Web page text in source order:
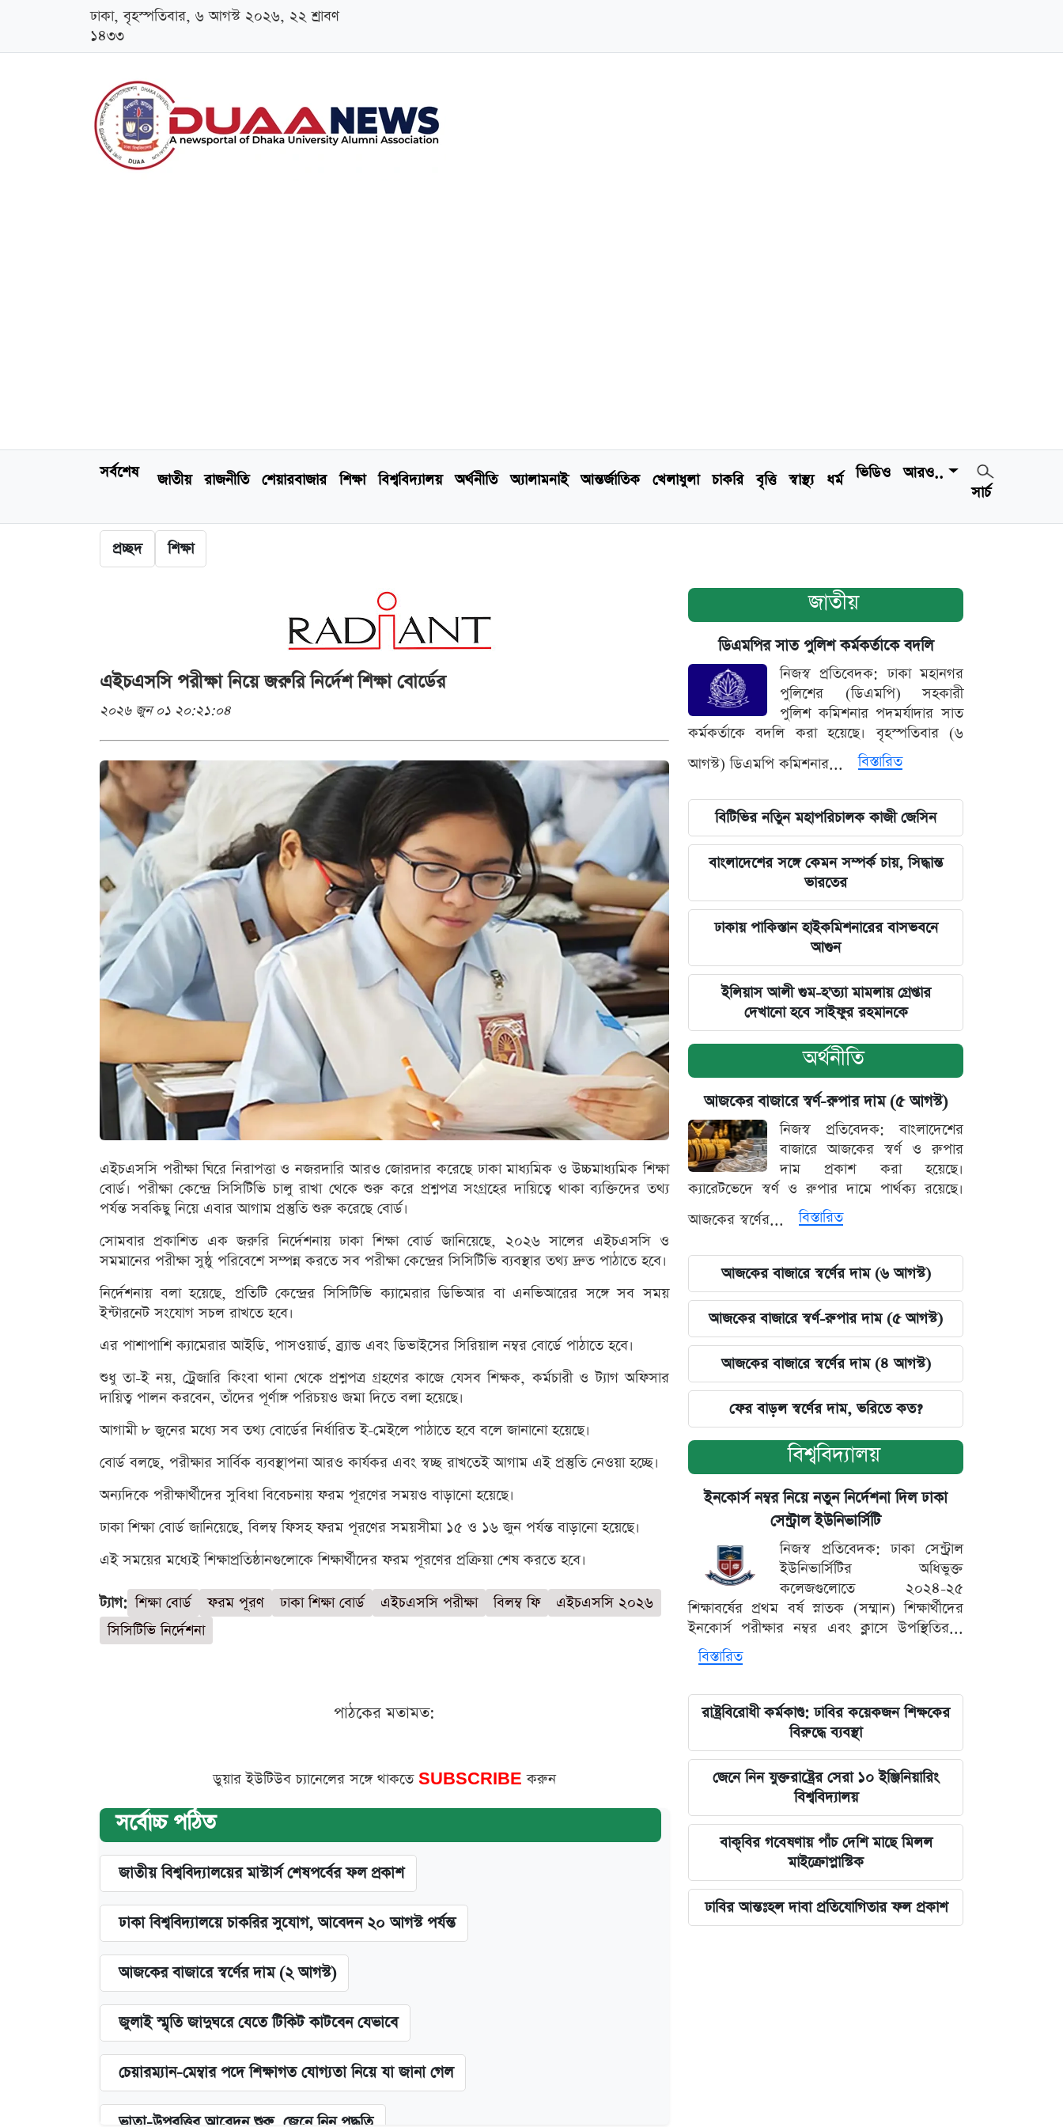
ঢাকা, বৃহস্পতিবার, ৬ আগস্ট ২০২৬, ২২ শ্রাবণ
১৪৩৩
সর্বশেষ জাতীয় রাজনীতি শেয়ারবাজার শিক্ষা বিশ্ববিদ্যালয় অর্থনীতি অ্যালামনাই আন্তর্জাতিক খেলাধুলা চাকরি বৃত্তি স্বাস্থ্য ধর্ম ভিডিও
আরও..
সার্চ
প্রচ্ছদ শিক্ষা
এইচএসসি পরীক্ষা নিয়ে জরুরি নির্দেশ শিক্ষা বোর্ডের
২০২৬ জুন ০১ ২০:২১:০৪
এইচএসসি পরীক্ষা ঘিরে নিরাপত্তা ও নজরদারি আরও জোরদার করেছে ঢাকা মাধ্যমিক ও উচ্চমাধ্যমিক শিক্ষা
বোর্ড। পরীক্ষা কেন্দ্রে সিসিটিভি চালু রাখা থেকে শুরু করে প্রশ্নপত্র সংগ্রহের দায়িত্বে থাকা ব্যক্তিদের তথ্য
পর্যন্ত সবকিছু নিয়ে এবার আগাম প্রস্তুতি শুরু করেছে বোর্ড।
সোমবার প্রকাশিত এক জরুরি নির্দেশনায় ঢাকা শিক্ষা বোর্ড জানিয়েছে, ২০২৬ সালের এইচএসসি ও
সমমানের পরীক্ষা সুষ্ঠু পরিবেশে সম্পন্ন করতে সব পরীক্ষা কেন্দ্রের সিসিটিভি ব্যবস্থার তথ্য দ্রুত পাঠাতে হবে।
নির্দেশনায় বলা হয়েছে, প্রতিটি কেন্দ্রের সিসিটিভি ক্যামেরার ডিভিআর বা এনভিআরের সঙ্গে সব সময়
ইন্টারনেট সংযোগ সচল রাখতে হবে।
এর পাশাপাশি ক্যামেরার আইডি, পাসওয়ার্ড, ব্র্যান্ড এবং ডিভাইসের সিরিয়াল নম্বর বোর্ডে পাঠাতে হবে।
শুধু তা-ই নয়, ট্রেজারি কিংবা থানা থেকে প্রশ্নপত্র গ্রহণের কাজে যেসব শিক্ষক, কর্মচারী ও ট্যাগ অফিসার
দায়িত্ব পালন করবেন, তাঁদের পূর্ণাঙ্গ পরিচয়ও জমা দিতে বলা হয়েছে।
আগামী ৮ জুনের মধ্যে সব তথ্য বোর্ডের নির্ধারিত ই-মেইলে পাঠাতে হবে বলে জানানো হয়েছে।
বোর্ড বলছে, পরীক্ষার সার্বিক ব্যবস্থাপনা আরও কার্যকর এবং স্বচ্ছ রাখতেই আগাম এই প্রস্তুতি নেওয়া হচ্ছে।
অন্যদিকে পরীক্ষার্থীদের সুবিধা বিবেচনায় ফরম পূরণের সময়ও বাড়ানো হয়েছে।
ঢাকা শিক্ষা বোর্ড জানিয়েছে, বিলম্ব ফিসহ ফরম পূরণের সময়সীমা ১৫ ও ১৬ জুন পর্যন্ত বাড়ানো হয়েছে।
এই সময়ের মধ্যেই শিক্ষাপ্রতিষ্ঠানগুলোকে শিক্ষার্থীদের ফরম পূরণের প্রক্রিয়া শেষ করতে হবে।
ট্যাগ: শিক্ষা বোর্ড ফরম পূরণ ঢাকা শিক্ষা বোর্ড এইচএসসি পরীক্ষা বিলম্ব ফি
এইচএসসি ২০২৬
সিসিটিভি নির্দেশনা
পাঠকের মতামত:
ডুয়ার ইউটিউব চ্যানেলের সঙ্গে থাকতে SUBSCRIBEকরুন
সর্বোচ্চ পঠিত
জাতীয় বিশ্ববিদ্যালয়ের মাস্টার্স শেষপর্বের ফল প্রকাশ
ঢাকা বিশ্ববিদ্যালয়ে চাকরির সুযোগ, আবেদন ২০ আগস্ট পর্যন্ত
আজকের বাজারে স্বর্ণের দাম (২ আগস্ট)
জুলাই স্মৃতি জাদুঘরে যেতে টিকিট কাটবেন যেভাবে
চেয়ারম্যান-মেম্বার পদে শিক্ষাগত যোগ্যতা নিয়ে যা জানা গেল
জাতীয়
ডিএমপির সাত পুলিশ কর্মকর্তাকে বদলি
নিজস্ব প্রতিবেদক: ঢাকা মহানগর
পুলিশের (ডিএমপি) সহকারী
পুলিশ কমিশনার পদমর্যাদার সাত
কর্মকর্তাকে বদলি করা হয়েছে। বৃহস্পতিবার (৬
আগস্ট) ডিএমপি কমিশনার...
বিস্তারিত
বিটিভির নতিুন মহাপরিচালক কাজী জেসিন
বাংলাদেশের সঙ্গে কেমন সম্পর্ক চায়, সিদ্ধান্ত
ভারতের
ঢাকায় পাকিস্তান হাইকমিশনারের বাসভবনে
আগুন
ইলিয়াস আলী গুম-হ'ত্যা মামলায় গ্রেপ্তার
দেখানো হবে সাইফুর রহমানকে
অর্থনীতি
আজকের বাজারে স্বর্ণ-রুপার দাম (৫ আগস্ট)
নিজস্ব প্রতিবেদক: বাংলাদেশের
বাজারে আজকের স্বর্ণ ও রুপার
দাম প্রকাশ করা হয়েছে।
ক্যারেটভেদে স্বর্ণ ও রুপার দামে পার্থক্য রয়েছে।
আজকের স্বর্ণের...
বিস্তারিত
আজকের বাজারে স্বর্ণের দাম (৬ আগস্ট)
আজকের বাজারে স্বর্ণ-রুপার দাম (৫ আগস্ট)
আজকের বাজারে স্বর্ণের দাম (৪ আগস্ট)
ফের বাড়ল স্বর্ণের দাম, ভরিতে কত?
বিশ্ববিদ্যালয়
ইনকোর্স নম্বর নিয়ে নতুন নির্দেশনা দিল ঢাকা
সেন্ট্রাল ইউনিভার্সিটি
নিজস্ব প্রতিবেদক: ঢাকা সেন্ট্রাল
ইউনিভার্সিটির অধিভুক্ত
কলেজগুলোতে ২০২৪-২৫
শিক্ষাবর্ষের প্রথম বর্ষ স্নাতক (সম্মান) শিক্ষার্থীদের
ইনকোর্স পরীক্ষার নম্বর এবং ক্লাসে উপস্থিতির...
বিস্তারিত
রাষ্ট্রবিরোধী কর্মকাণ্ড: ঢাবির কয়েকজন শিক্ষকের
বিরুদ্ধে ব্যবস্থা
জেনে নিন যুক্তরাষ্ট্রের সেরা ১০ ইঞ্জিনিয়ারিং
বিশ্ববিদ্যালয়
বাকৃবির গবেষণায় পাঁচ দেশি মাছে মিলল
মাইক্রোপ্লাস্টিক
ঢাবির আন্তঃহল দাবা প্রতিযোগিতার ফল প্রকাশ